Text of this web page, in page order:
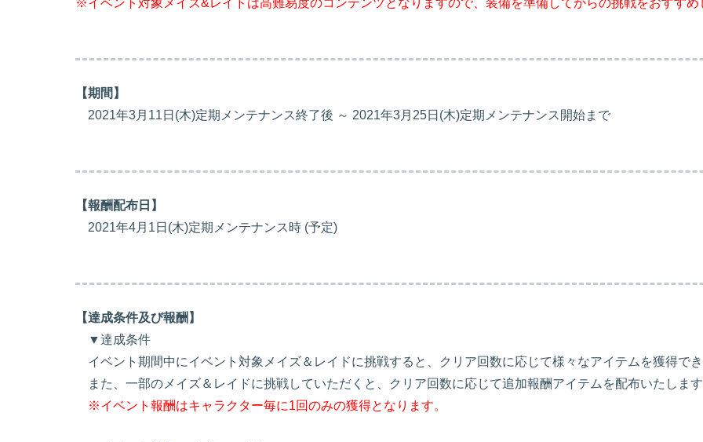
※イベント対象メイズ&レイドは高難易度のコンテンツとなりますので、装備を準備してからの挑戦をおすすめ
【期間】
2021年3月11日(木)定期メンテナンス終了後 ～ 2021年3月25日(木)定期メンテナンス開始まで
【報酬配布日】
2021年4月1日(木)定期メンテナンス時 (予定)
【達成条件及び報酬】
▼達成条件
イベント期間中にイベント対象メイズ＆レイドに挑戦すると、クリア回数に応じて様々なアイテムを獲得で
また、一部のメイズ＆レイドに挑戦していただくと、クリア回数に応じて追加報酬アイテムを配布いたしま
※イベント報酬はキャラクター毎に1回のみの獲得となります。